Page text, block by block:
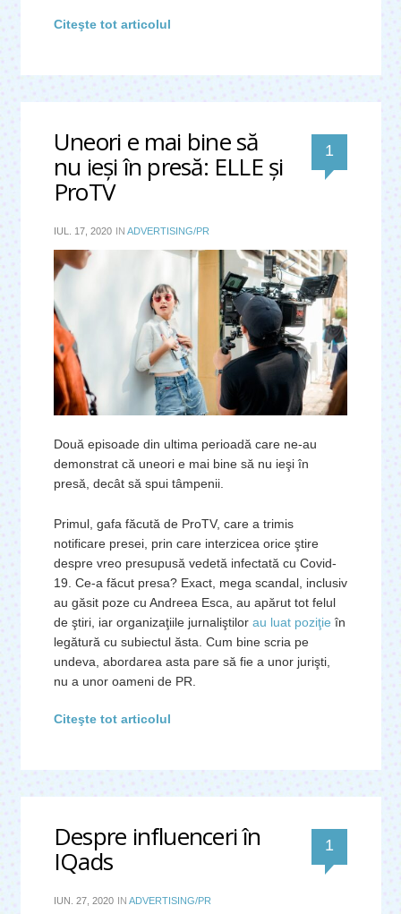
Citeşte tot articolul
Uneori e mai bine să
nu ieşi în presă: ELLE şi
ProTV
1
IUL. 17, 2020 IN ADVERTISING/PR
Două episoade din ultima perioadă care ne-au
demonstrat că uneori e mai bine să nu ieşi în
presă, decât să spui tâmpenii.
Primul, gafa făcută de ProTV, care a trimis
notificare presei, prin care interzicea orice ştire
despre vreo presupusă vedetă infectată cu Covid-
19. Ce-a făcut presa? Exact, mega scandal, inclusiv
au găsit poze cu Andreea Esca, au apărut tot felul
de ştiri, iar organizaţiile jurnaliştilor au luat poziţie în
legătură cu subiectul ăsta. Cum bine scria pe
undeva, abordarea asta pare să fie a unor jurişti,
nu a unor oameni de PR.
Citeşte tot articolul
Despre influenceri în
IQads 1
IUN. 27, 2020 IN ADVERTISING/PR